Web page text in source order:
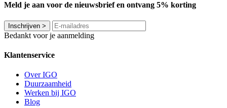
Meld je aan voor de nieuwsbrief en ontvang 5% korting
Inschrijven >
Bedankt voor je aanmelding
Klantenservice
Over IGO
Duurzaamheid
Werken bij IGO
Blog